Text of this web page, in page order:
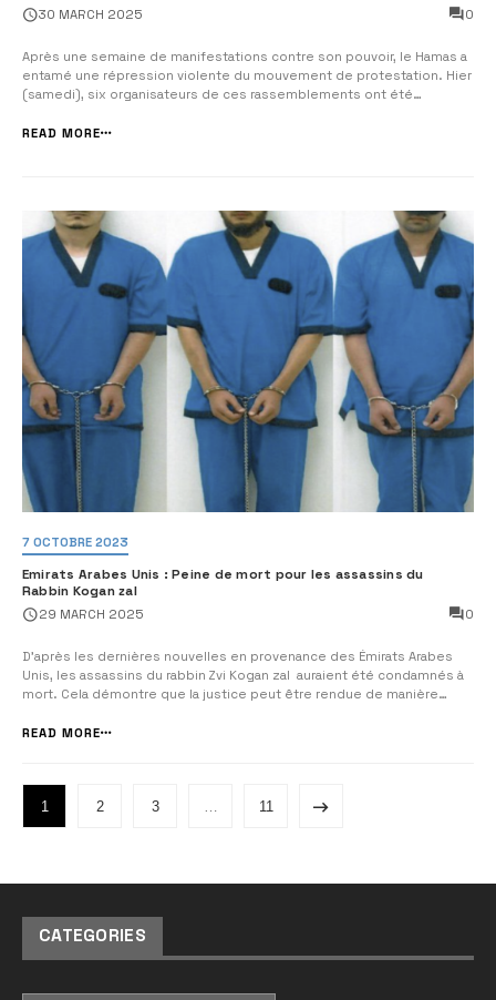
l’organisation terroriste, après avoir été enlevés et torturés.
30 MARCH 2025 0
Après une semaine de manifestations contre son pouvoir, le Hamas a
entamé une répression violente du mouvement de protestation. Hier
(samedi), six organisateurs de ces rassemblements ont été
torturés. L’un des otages a subi quatre heures de torture : traîné avec
READ MORE
7 OCTOBRE 2023
Emirats Arabes Unis : Peine de mort pour les assassins du
Rabbin Kogan zal
29 MARCH 2025 0
D’après les dernières nouvelles en provenance des Émirats Arabes
Unis, les assassins du rabbin Zvi Kogan zal auraient été condamnés à
mort. Cela démontre que la justice peut être rendue de manière
France, ne puissent pas adopter de mesures aussi radicales,
READ MORE
1 2 3 11
CATEGORIES